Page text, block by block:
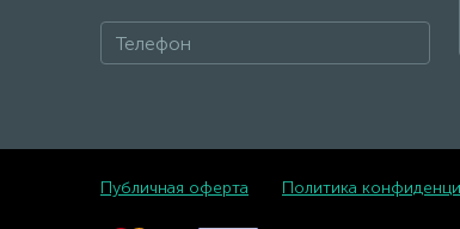
Публичная оферта Политика